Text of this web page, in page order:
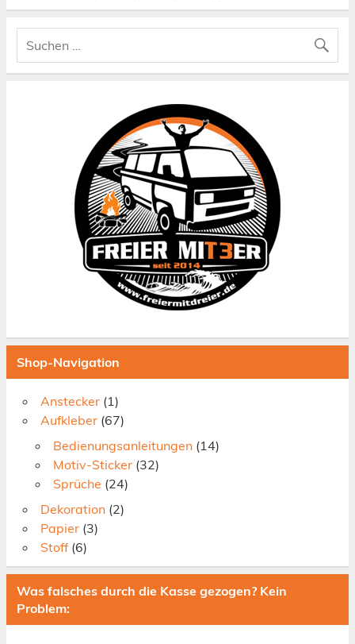
Shop-Navigation
Anstecker (1)
Aufkleber (67)
Bedienungsanleitungen (14)
Motiv-Sticker (32)
Sprüche (24)
Dekoration (2)
Papier (3)
Stoff (6)
Was falsches durch die Kasse gezogen? Kein
Problem: